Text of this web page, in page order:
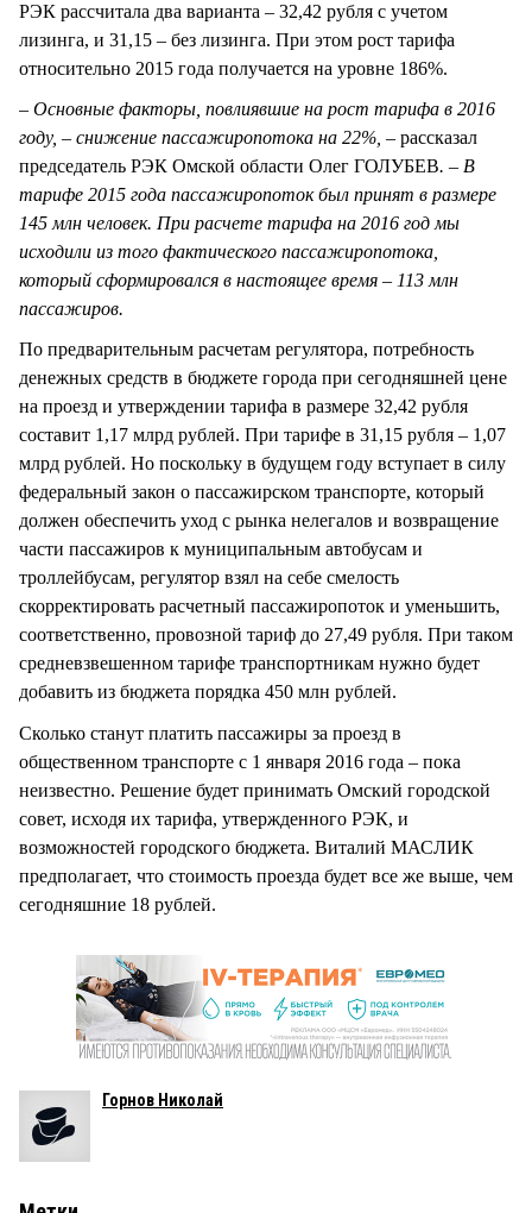
РЭК рассчитала два варианта – 32,42 рубля с учетом
лизинга, и 31,15 – без лизинга. При этом рост тарифа
относительно 2015 года получается на уровне 186%.
– Основные факторы, повлиявшие на рост тарифа в 2016
году, – снижение пассажиропотока на 22%, – рассказал
председатель РЭК Омской области Олег ГОЛУБЕВ. – В
тарифе 2015 года пассажиропоток был принят в размере
145 млн человек. При расчете тарифа на 2016 год мы
исходили из того фактического пассажиропотока,
который сформировался в настоящее время – 113 млн
пассажиров.
По предварительным расчетам регулятора, потребность
денежных средств в бюджете города при сегодняшней цене
на проезд и утверждении тарифа в размере 32,42 рубля
составит 1,17 млрд рублей. При тарифе в 31,15 рубля – 1,07
млрд рублей. Но поскольку в будущем году вступает в силу
федеральный закон о пассажирском транспорте, который
должен обеспечить уход с рынка нелегалов и возвращение
части пассажиров к муниципальным автобусам и
троллейбусам, регулятор взял на себе смелость
скорректировать расчетный пассажиропоток и уменьшить,
соответственно, провозной тариф до 27,49 рубля. При таком
средневзвешенном тарифе транспортникам нужно будет
добавить из бюджета порядка 450 млн рублей.
Сколько станут платить пассажиры за проезд в
общественном транспорте с 1 января 2016 года – пока
неизвестно. Решение будет принимать Омский городской
совет, исходя их тарифа, утвержденного РЭК, и
возможностей городского бюджета. Виталий МАСЛИК
предполагает, что стоимость проезда будет все же выше, чем
сегодняшние 18 рублей.
Горнов Николай